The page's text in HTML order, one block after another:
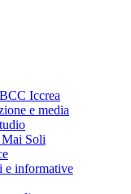
Iccrea
e media
Mai Soli
e informative